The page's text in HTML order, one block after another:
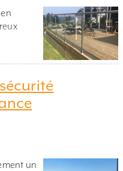
le
Dans cet
les
chaque
un